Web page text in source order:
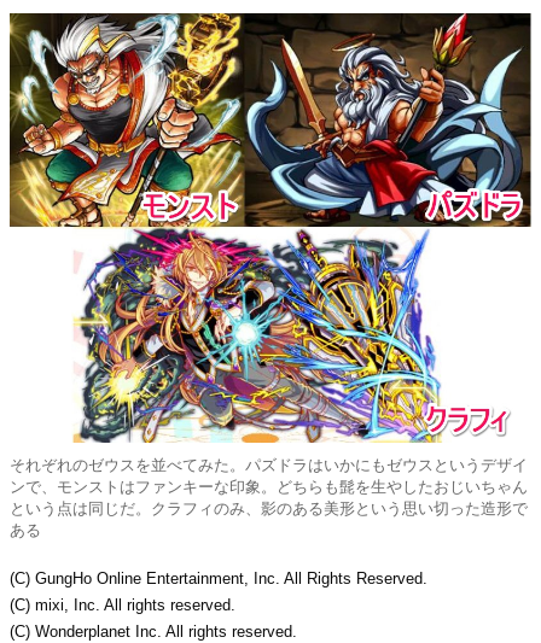
それぞれのゼウスを並べてみた。パズドラはいかにもゼウスというデザイ
ンで、モンストはファンキーな印象。どちらも髭を生やしたおじいちゃん
という点は同じだ。クラフィのみ、影のある美形という思い切った造形で
ある
(C) GungHo Online Entertainment, Inc. All Rights Reserved.
(C) mixi, Inc. All rights reserved.
(C) Wonderplanet Inc. All rights reserved.